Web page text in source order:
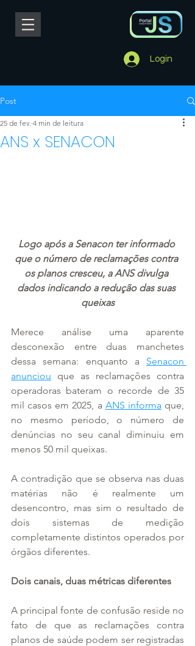
Login
Post
ANS x SENACON
25 de fev. 4 min de leitura
Logo após a Senacon ter informado
que o número de reclamações contra
os planos cresceu, a ANS divulga
dados indicando a redução das suas
queixas
Merece análise uma aparente
desconexão entre duas manchetes
dessa semana: enquanto a Senacon
anunciou que as reclamações contra
operadoras bateram o recorde de 35
mil casos em 2025, a ANS informa que,
no mesmo período, o número de
denúncias no seu canal diminuiu em
menos 50 mil queixas.
A contradição que se observa nas duas
matérias não é realmente um
desencontro, mas sim o resultado de
dois sistemas de medição
completamente distintos operados por
órgãos diferentes.
Dois canais, duas métricas diferentes
A principal fonte de confusão reside no
fato de que as reclamações contra
planos de saúde podem ser registradas